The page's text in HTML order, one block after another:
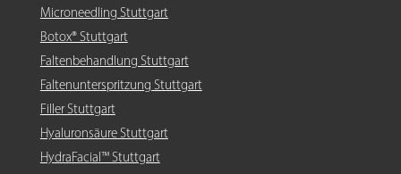
Microneedling Stuttgart
Botox® Stuttgart
Faltenbehandlung Stuttgart
Faltenunterspritzung Stuttgart
Filler Stuttgart
Hyaluronsäure Stuttgart
HydraFacial™ Stuttgart